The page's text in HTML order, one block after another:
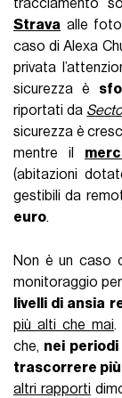
tracciamento
Strava alle foto
caso di Alexa
privata
sicurezza è
riportati da
sicurezza è
mentre il
(abitazioni
gestibili da
euro.
Non è un caso
monitoraggio
livelli di ansia
più alti che mai.
che, nei periodi
trascorrere
altri rapporti